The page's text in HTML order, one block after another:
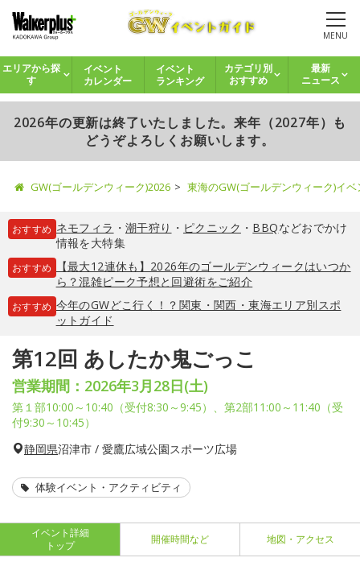
MENU
エリアから探
す
イベント
カレンダー
イベント
ランキング
カテゴリ別
おすすめ
最新
ニュース
2026年の更新は終了いたしました。来年（2027年）も
どうぞよろしくお願いします。
GW(ゴールデンウィーク)2026 東海のGW(ゴールデンウィーク)イ
おすすめ ネモフィラ ・ 潮干狩り ・ ピクニック ・ BBQなどおでかけ
情報を大特集
おすすめ
【最大12連休も】2026年のゴールデンウィークはいつか
ら？混雑ピーク予想と回避術をご紹介
おすすめ 今年のGWどこ行く！？関東・関西・東海エリア別スポ
ットガイド
第12回 あしたか鬼ごっこ
営業期間：2026年3月28日(土)
第１部10:00～10:40（受付8:30～9:45）、第2部11:00～11:40（受
付9:30～10:45）
静岡県沼津市 / 愛鷹広域公園スポーツ広場
体験イベント・アクティビティ
イベント詳細
トップ
開催時間など 地図・アクセス